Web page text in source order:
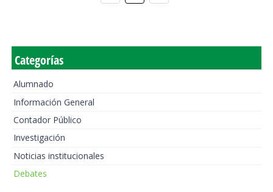
Categorías
Alumnado
Información General
Contador Público
Investigación
Noticias institucionales
Debates